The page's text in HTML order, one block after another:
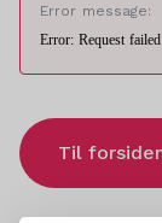
Error message:
Error: Request failed
Til